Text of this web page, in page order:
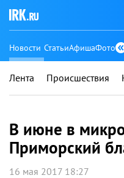
Новости СтатьиАфишаФото
Лента Происшествия
В июне в
Приморский
16 мая 2017 18:27